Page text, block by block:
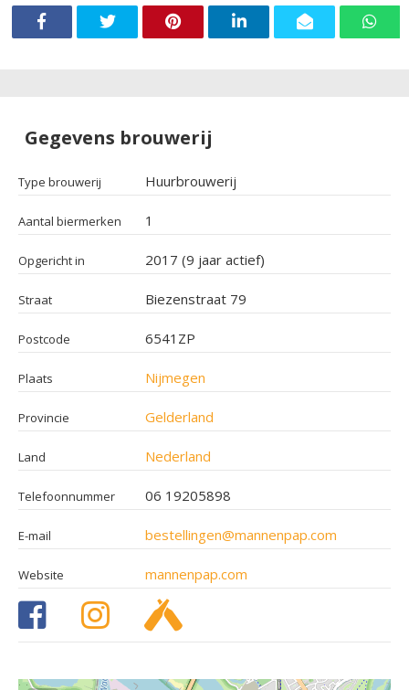
Gegevens brouwerij
Type brouwerij Huurbrouwerij
Aantal biermerken 1
Opgericht in 2017 (9 jaar actief)
Straat Biezenstraat 79
Postcode 6541ZP
Plaats Nijmegen
Provincie Gelderland
Land Nederland
Telefoonnummer 06 19205898
E-mail bestellingen@mannenpap.com
Website mannenpap.com